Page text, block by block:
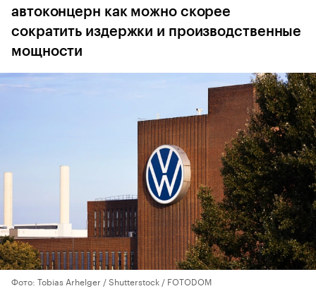
автоконцерн как можно скорее
сократить издержки и производственные
мощности
Фото: Tobias Arhelger / Shutterstock / FOTODOM